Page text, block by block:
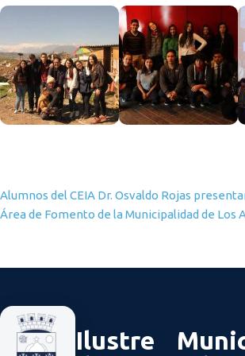
Navegación de
Alumnos del CEIA Dr. Osvaldo Rojas
Área de Fomento de la Municipalidad de
Ilustre